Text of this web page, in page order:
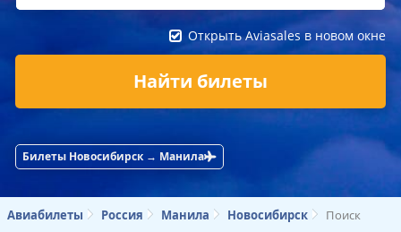
Открыть Aviasales в новом окне
Найти билеты
Билеты Новосибирск → Манила
Авиабилеты Россия Манила Новосибирск Поиск